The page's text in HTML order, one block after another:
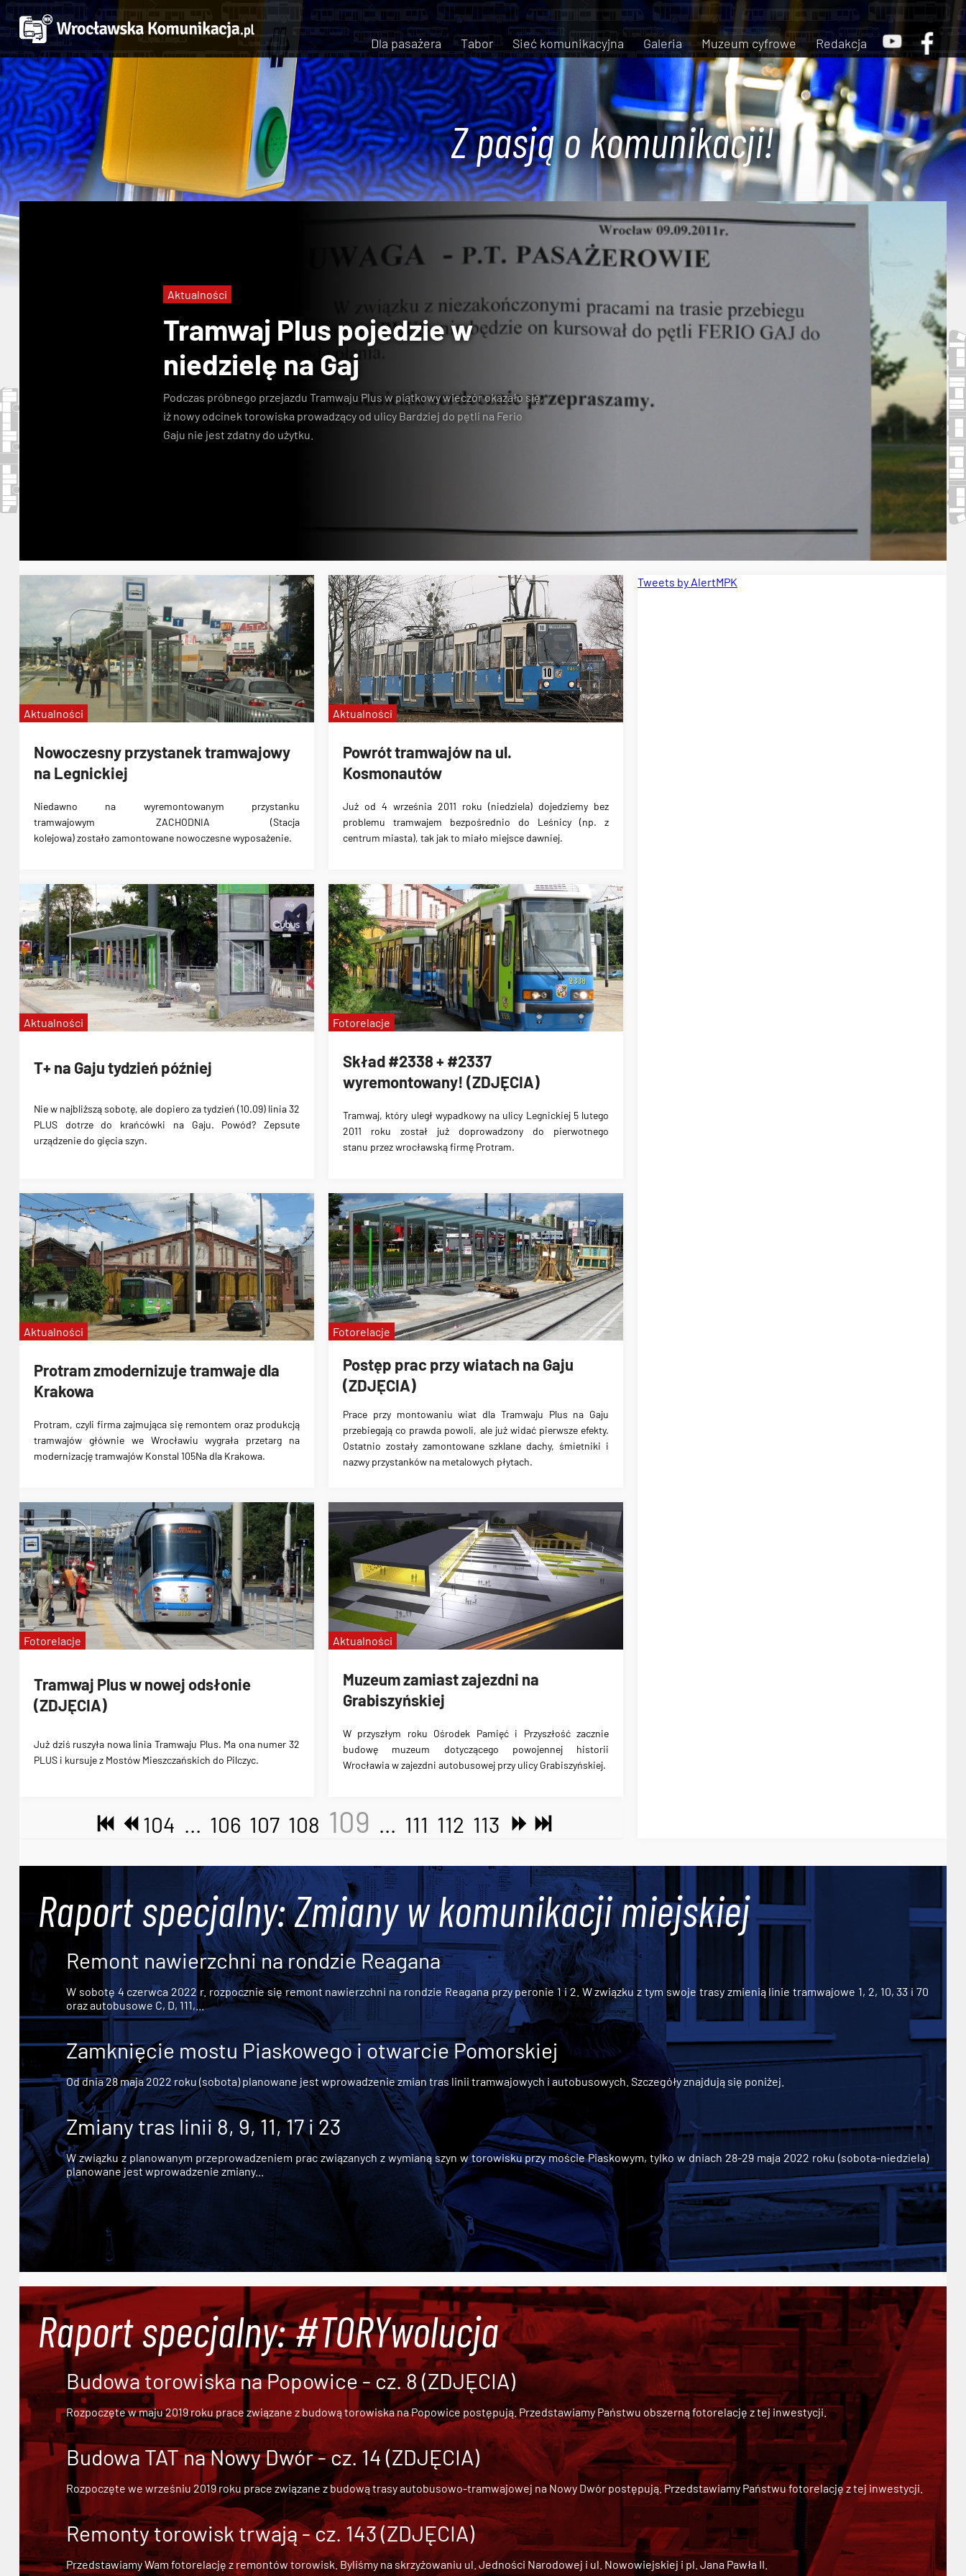
Dla pasażera Tabor Sieć komunikacyjna Galeria Muzeum cyfrowe Redakcja
Z pasją o komunikacji!
Tramwaj Plus pojedzie w
niedzielę na Gaj
Podczas próbnego przejazdu Tramwaju Plusw piątkowy wieczór okazało się,
iż nowy odcinek torowiska prowadzący od ulicy Bardziej do pętli na Ferio
Gaju nie jest zdatny do użytku.
Aktualności
Nowoczesny przystanek tramwajowy
na Legnickiej
Niedawno na wyremontowanym przystanku
tramwajowym ZACHODNIA (Stacja
kolejowa)zostało zamontowane nowoczesne wyposażenie.
Aktualności
Powrót tramwajów na ul.
Kosmonautów
Już od 4 września 2011 roku (niedziela) dojedziemy bez
problemu tramwajem bezpośrednio do Leśnicy (np. z
centrum miasta), tak jak to miało miejsce dawniej.
Aktualności
T+ na Gaju tydzień później
Nie w najbliższą sobotę, ale dopiero za tydzień (10.09) linia 32
PLUS dotrze do krańcówki na Gaju. Powód?Zepsute
urządzenie do gięcia szyn.
Aktualności
Skład #2338 + #2337
wyremontowany! (ZDJĘCIA)
Tramwaj, który uległ wypadkowy na ulicy Legnickiej 5 lutego
2011 roku został już doprowadzony do pierwotnego
stanu przez wrocławskąfirmę Protram.
Fotorelacje
Protram zmodernizuje tramwaje dla
Krakowa
Protram, czyli firma zajmująca się remontem oraz produkcją
tramwajów głównie we Wrocławiuwygrała przetarg na
modernizację tramwajów Konstal 105Na dla Krakowa.
Aktualności
Postęp prac przy wiatach na Gaju
(ZDJĘCIA)
Prace przy montowaniu wiat dla Tramwaju Plus na Gaju
przebiegają co prawda powoli, ale już widać pierwsze efekty.
Ostatnio zostały zamontowane szklane dachy, śmietniki i
nazwy przystanków na metalowych płytach.
Fotorelacje
Tramwaj Plus w nowej odsłonie
(ZDJĘCIA)
Już dziś ruszyła nowa linia Tramwaju Plus. Ma ona numer32
PLUS i kursuje z Mostów Mieszczańskich do Pilczyc.
Fotorelacje
Muzeum zamiast zajezdni na
Grabiszyńskiej
W przyszłym roku Ośrodek Pamięć i Przyszłość zacznie
budowę muzeum dotyczącego powojennej historii
Wrocławia w zajezdni autobusowej przy ulicy Grabiszyńskiej.
Aktualności
104 ... 106 107 108 109 ... 111 112 113
Tweets by AlertMPK
Raport specjalny: Zmiany w komunikacji miejskiej
Remont nawierzchni na rondzie Reagana
W sobotę 4 czerwca 2022 r. rozpocznie się remont nawierzchni na rondzie Reagana przy peronie 1 i 2. W związku z tym swoje trasy zmienią linie tramwajowe 1, 2, 10, 33 i 70
oraz autobusowe C, D, 111,...
Zamknięcie mostu Piaskowego i otwarcie Pomorskiej
Od dnia 28 maja 2022 roku (sobota) planowane jest wprowadzenie zmian tras linii tramwajowych i autobusowych. Szczegóły znajdują się poniżej.
Zmiany tras linii 8, 9, 11, 17 i 23
W związku z planowanym przeprowadzeniem prac związanych z wymianą szyn w torowisku przy moście Piaskowym, tylko w dniach 28-29 maja 2022 roku (sobota-niedziela)
planowane jest wprowadzenie zmiany...
Raport specjalny: #TORYwolucja
Budowa torowiska na Popowice - cz. 8 (ZDJĘCIA)
Rozpoczęte w maju 2019 roku prace związane z budową torowiska na Popowice postępują. Przedstawiamy Państwu obszerną fotorelację z tej inwestycji.
Budowa TAT na Nowy Dwór - cz. 14 (ZDJĘCIA)
Rozpoczęte we wrześniu 2019 roku prace związane zbudową trasy autobusowo-tramwajowej na Nowy Dwórpostępują. Przedstawiamy Państwu fotorelację z tej inwestycji.
Remonty torowisk trwają - cz. 143 (ZDJĘCIA)
Przedstawiamy Wam fotorelację z remontów torowisk. Byliśmy na skrzyżowaniu ul. Jedności Narodowej i ul. Nowowiejskiej i pl. Jana Pawła II.